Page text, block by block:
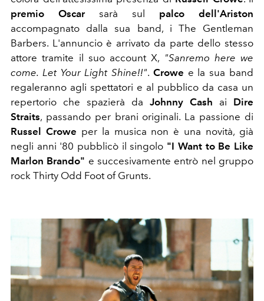
premio Oscarsarà sul palco dell'Ariston
accompagnato dalla sua band, i The Gentleman
Barbers. L'annuncio è arrivato da parte dello stesso
attore tramite il suo account X, "Sanremo here we
come. Let Your Light Shine!!". Crowe e la sua band
regaleranno agli spettatori e al pubblico da casa un
repertorio che spazierà da Johnny Cash ai Dire
Straits, passando per brani originali. La passione di
Russel Crowe per la musica non è una novità, già
negli anni '80 pubblicò il singolo "I Want to Be Like
Marlon Brando" e succesivamente entrò nel gruppo
rock Thirty Odd Foot of Grunts.